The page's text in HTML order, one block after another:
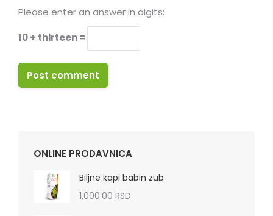
Please enter an answer in digits:
10 + thirteen =
Post comment
ONLINE PRODAVNICA
Biljne kapi babin zub
1,000.00 RSD